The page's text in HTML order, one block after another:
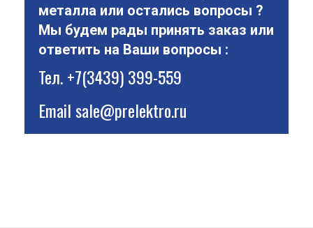
металла или остались вопросы ?
Мы будем рады принять заказ или
ответить на Ваши вопросы :
Тел.+7(3439) 399-559
Emailsale@prelektro.ru